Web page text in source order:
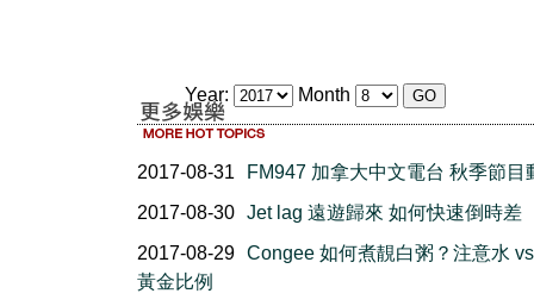
Year: Month
2017-08-31
FM947 加拿大中文電台 秋季節目
2017-08-30 Jet lag 遠遊歸來 如何快速倒時差
2017-08-29 Congee 如何煮靚白粥？注意水
黃金比例